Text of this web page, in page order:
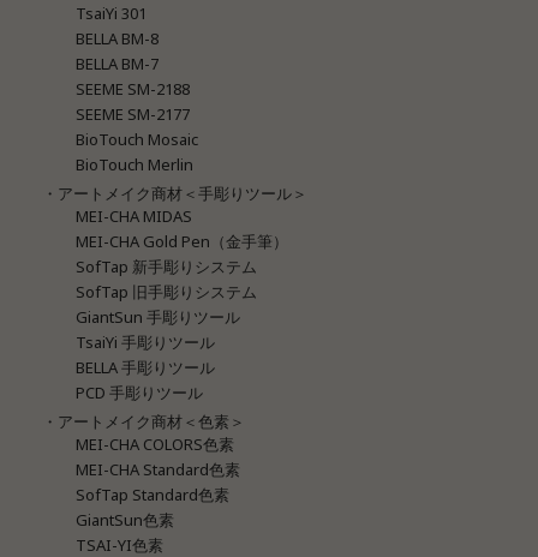
TsaiYi 301
BELLA BM-8
BELLA BM-7
SEEME SM-2188
SEEME SM-2177
BioTouch Mosaic
BioTouch Merlin
・アートメイク商材＜手彫りツール＞
MEI-CHA MIDAS
MEI-CHA Gold Pen（金手筆）
SofTap 新手彫りシステム
SofTap 旧手彫りシステム
GiantSun 手彫りツール
TsaiYi 手彫りツール
BELLA 手彫りツール
PCD 手彫りツール
・アートメイク商材＜色素＞
MEI-CHA COLORS色素
MEI-CHA Standard色素
SofTap Standard色素
GiantSun色素
TSAI-YI色素